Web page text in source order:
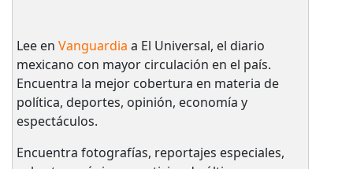
Lee en Vanguardia a El Universal, el diario
mexicano con mayor circulación en el país.​
Encuentra la mejor cobertura en materia de
política, deportes, opinión, economía y
espectáculos.
Encuentra fotografías, reportajes especiales,